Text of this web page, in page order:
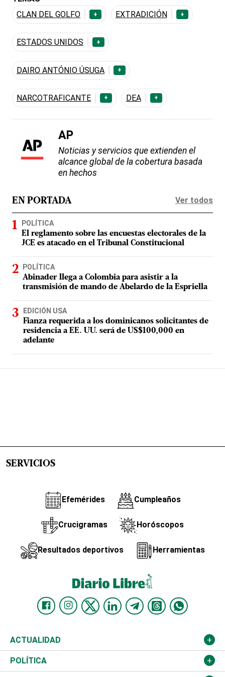
CLAN DEL GOLFO
+ EXTRADICIÓN +
ESTADOS UNIDOS +
DAIRO ANTÓNIO ÚSUGA +
NARCOTRAFICANTE + DEA +
AP
Noticias y servicios que extienden el
alcance global de la cobertura basada
en hechos
EN PORTADA Ver todos
POLÍTICA
El reglamento sobre las encuestas electorales de la
JCE es atacado en el Tribunal Constitucional
POLÍTICA
Abinader llega a Colombia para asistir a la
transmisión de mando de Abelardo de la Espriella
EDICIÓN USA
Fianza requerida a los dominicanos solicitantes de
residencia a EE. UU. será de US$100,000 en
adelante
SERVICIOS
Efemérides Cumpleaños
Crucigramas Horóscopos
Resultados deportivos Herramientas
ACTUALIDAD
Nacional
POLÍTICA